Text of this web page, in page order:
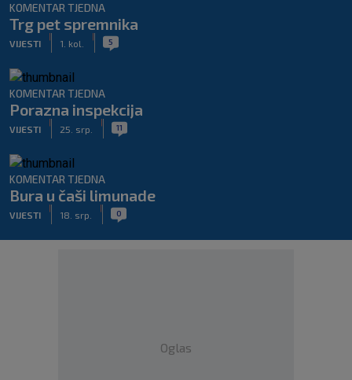
KOMENTAR TJEDNA
Trg pet spremnika
VIJESTI 1. kol. 5
KOMENTAR TJEDNA
Porazna inspekcija
VIJESTI 25. srp. 11
KOMENTAR TJEDNA
Bura u čaši limunade
VIJESTI 18. srp. 0
Oglas